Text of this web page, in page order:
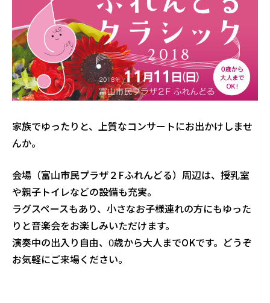
家族でゆったりと、上質なコンサートにお出かけしませ
んか。
会場（富山市民プラザ２Fふれんどる）周辺は、 授乳室
や親子トイレなどの設備も充実。
ラグスペースもあり、小さなお子様連れの方にもゆった
りと音楽会をお楽しみいただけます。
演奏中の出入り自由、0歳から大人までOKです。どうぞ
お気軽にご来場ください。